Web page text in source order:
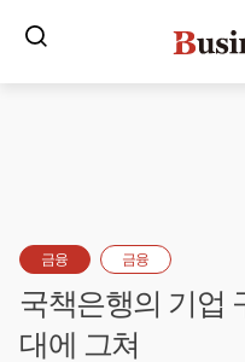
금융 금융
국책은행의 기업
대에 그쳐